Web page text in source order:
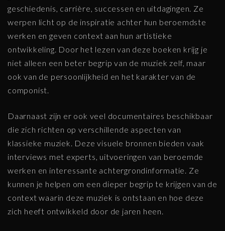
geschiedenis, carrière, successen en uitdagingen. Ze
werpen licht op de inspiratie achter hun beroemdste
werken en geven context aan hun artistieke
ontwikkeling. Door het lezen van deze boeken krijg je
niet alleen een beter begrip van de muziek zelf, maar
ook van de persoonlijkheid en het karakter van de
componist.
Daarnaast zijn er ook veel documentaires beschikbaar
die zich richten op verschillende aspecten van
klassieke muziek. Deze visuele bronnen bieden vaak
interviews met experts, uitvoeringen van beroemde
werken en interessante achtergrondinformatie. Ze
kunnen je helpen om een dieper begrip te krijgen van de
context waarin deze muziek is ontstaan en hoe deze
zich heeft ontwikkeld door de jaren heen.